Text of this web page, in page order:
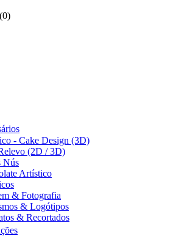
(0)
- Cake Design (3D)
(2D / 3D)
Nús
Artístico
& Fotografia
& Logótipos
& Recortados